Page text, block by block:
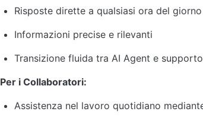
Risposte dirette a qualsiasi ora del
Informazioni precise e rilevanti
Transizione fluida tra AI Agent e
Per i Collaboratori:
Assistenza nel lavoro quotidiano